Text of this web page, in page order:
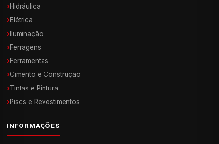
›Hidráulica
›Elétrica
› Iluminação
›Ferragens
›Ferramentas
›Cimento e Construção
›Tintas e Pintura
›Pisos e Revestimentos
INFORMAÇÕES